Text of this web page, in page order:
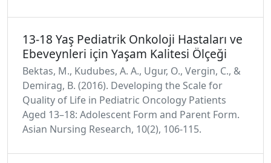
13-18 Yaş Pediatrik Onkoloji Hastaları ve
Ebeveynleri için Yaşam Kalitesi Ölçeği
Bektas, M., Kudubes, A. A., Ugur, O., Vergin, C., &
Demirag, B. (2016). Developing the Scale for
Quality of Life in Pediatric Oncology Patients
Aged 13–18: Adolescent Form and Parent Form.
Asian Nursing Research, 10(2), 106-115.